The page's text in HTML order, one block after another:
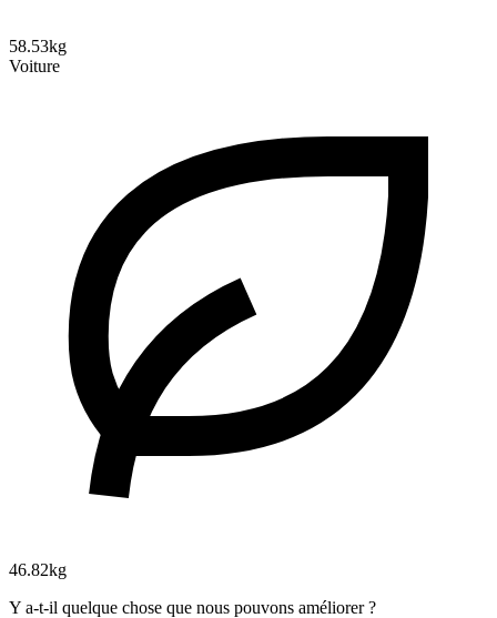
58.53kg
Voiture
46.82kg
Y a-t-il quelque chose que nous pouvons améliorer ?